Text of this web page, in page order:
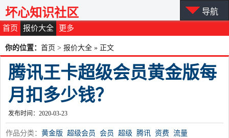
首页 报价大全 更多
坏心知识社区 导航
你的位置： 首页 > 报价大全 » 正文
腾讯王卡超级会员黄金版每
月扣多少钱？
发布时间：2020-03-23
作品分类： 黄金版 超级会员 会员 超级 腾讯 资费 流量